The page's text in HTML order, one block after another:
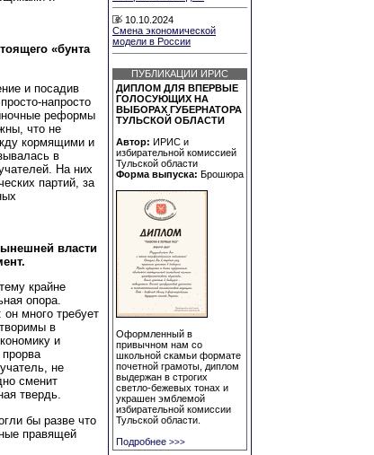
«бунта
и посадив
напросто
реформы
что не
кормящими и
в
На них
партий, за
власти
крайне
опора.
много требует
в
и
не
сменит
твердь.
бы разве что
правящей
10.10.2024
Смена экономической
модели в России
ПУБЛИКАЦИИ ИРИС
ДИПЛОМ ДЛЯ ВПЕРВЫЕ
ГОЛОСУЮЩИХ НА
ВЫБОРАХ ГУБЕРНАТОРА
ТУЛЬСКОЙ ОБЛАСТИ
Автор: ИРИС и
избирательной комиссией
Тульской области
Форма выпуска: Брошюра
Оформленный в
привычном нам со
школьной скамьи формате
почетной грамоты, диплом
выдержан в строгих
светло-бежевых тонах и
украшен эмблемой
избирательной комиссии
Тульской области.
Подробнее >>>